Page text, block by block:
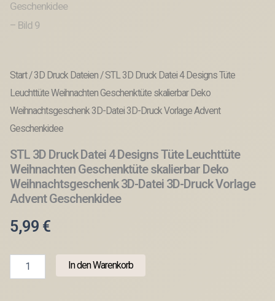
Start/3D Druck Dateien/ STL 3D Druck Datei 4 Designs Tüte
Leuchttüte Weihnachten Geschenktüte skalierbar Deko
Weihnachtsgeschenk 3D-Datei 3D-Druck Vorlage Advent
Geschenkidee
STL 3D Druck Datei 4 Designs Tüte Leuchttüte
Weihnachten Geschenktüte skalierbar Deko
Weihnachtsgeschenk 3D-Datei 3D-Druck Vorlage
Advent Geschenkidee
5,99 €
In den Warenkorb